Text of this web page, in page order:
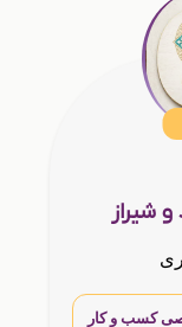
شیراز
کسب و کار